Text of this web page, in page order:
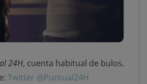
24H, cuenta habitual de bulos.
Twitter @Puntual24H